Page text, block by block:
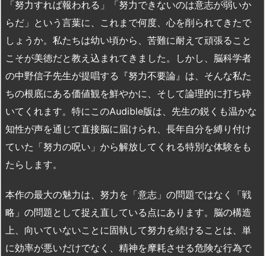
「努力すれば報われる」「努力できないのは意志が弱いか
らだ」という言葉に、これまで何度、心を削られてきたで
しょうか。私たちは幼い頃から、苦難に耐えて頑張ること
こそが美徳だと教え込まれてきました。しかし、脳科学者
の中野信子先生が提唱する『努力不要論』は、そんな私た
ちの根底にある価値観を鮮やかに、そして論理的に打ち砕
いてくれます。特にこのAudible版は、先生の鋭くも温かな
知性が声を通じて直接脳に届けられ、長年自分を縛り付け
ていた「努力の呪い」から解放してくれる特別な体験をも
たらします。
本作の最大の魅力は、努力を「意志」の問題ではなく「戦
略」の問題として捉え直している点にあります。脳の構造
上、向いていないことに固執して努力を続けることは、単
に効率が悪いだけでなく、精神を摩耗させる危険な行為で